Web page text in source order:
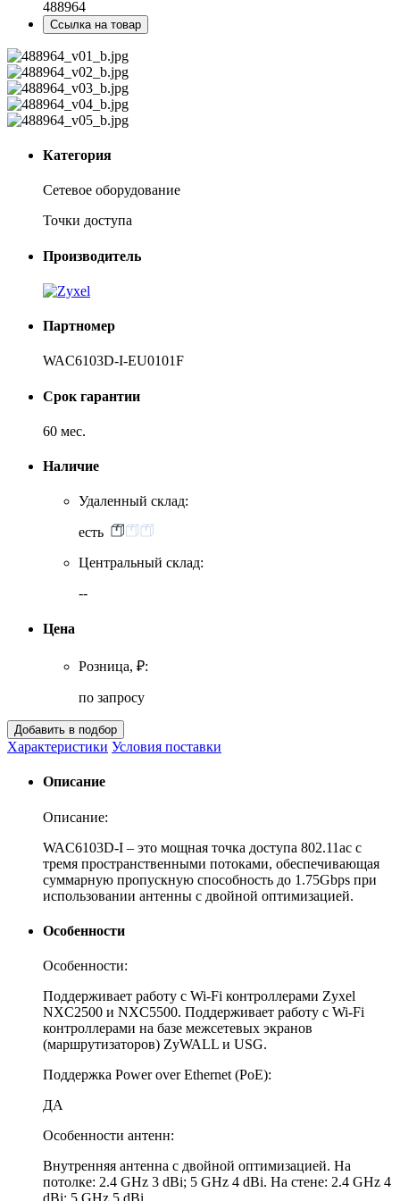
488964
Ссылка на товар
Категория
Сетевое оборудование
Точки доступа
Производитель
Партномер
WAC6103D-I-EU0101F
Срок гарантии
60 мес.
Наличие
Удаленный склад:
есть
Центральный склад:
--
Цена
Розница, ₽:
по запросу
Характеристики Условия поставки
Описание
Описание:
WAC6103D-I – это мощная точка доступа 802.11ac с
тремя пространственными потоками, обеспечивающая
суммарную пропускную способность до 1.75Gbps при
использовании антенны с двойной оптимизацией.
Особенности
Особенности:
Поддерживает работу с Wi-Fi контроллерами Zyxel
NXC2500 и NXC5500. Поддерживает работу с Wi-Fi
контроллерами на базе межсетевых экранов
(маршрутизаторов) ZyWALL и USG.
Поддержка Power over Ethernet (PoE):
ДА
Особенности антенн:
Внутренняя антенна с двойной оптимизацией. На
потолке: 2.4 GHz 3 dBi; 5 GHz 4 dBi. На стене: 2.4 GHz 4
dBi; 5 GHz 5 dBi.